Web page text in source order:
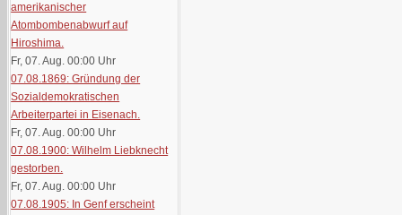
amerikanischer
Atombombenabwurf auf
Hiroshima.
Fr, 07. Aug. 00:00 Uhr
07.08.1869: Gründung der
Sozialdemokratischen
Arbeiterpartei in Eisenach.
Fr, 07. Aug. 00:00 Uhr
07.08.1900: Wilhelm Liebknecht
gestorben.
Fr, 07. Aug. 00:00 Uhr
07.08.1905: In Genf erscheint